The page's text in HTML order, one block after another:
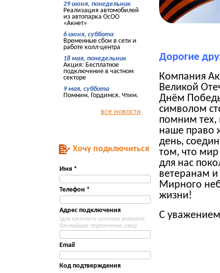
29 июня, понедельник
Реализация автомобилей
из автопарка ОсОО
«Акнет»
6 июня, суббота
Временные сбои в сети и
работе колл-центра
18 мая, понедельник
Акция: Бесплатное
подключение в частном
секторе
9 мая, суббота
Помним. Гордимся. Чтим.
все новости
Хочу подключиться
Имя *
Телефон *
Адрес подключения
(для частного сектора укажите
ближайшее пересечение улиц)
Email
Код подтверждения
Дорогие
Компания
Великой
Днём
символом
помним тех,
наше право
день,
том, что
для нас
ветеранам
Мирного
жизни!
С